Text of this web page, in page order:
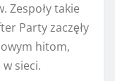
Zespoły takie
Party zaczęły
hitom,
sieci.